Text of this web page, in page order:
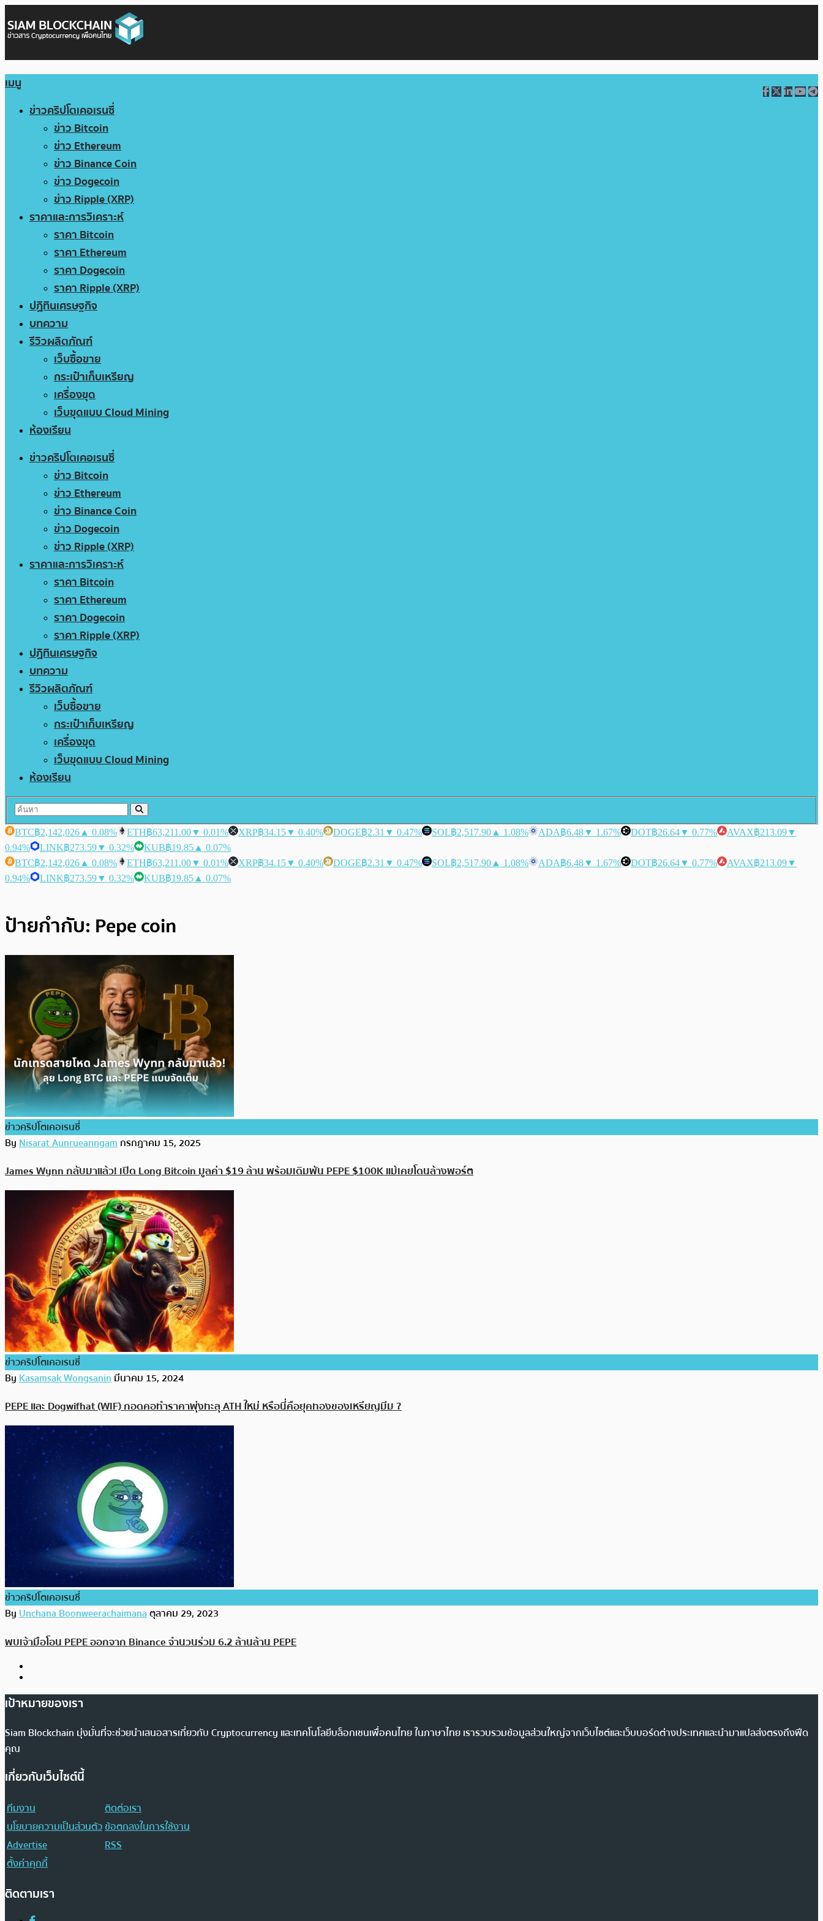
เมนู
ข่าวคริปโตเคอเรนซี่
ข่าว Bitcoin
ข่าว Ethereum
ข่าว Binance Coin
ข่าว Dogecoin
ข่าว Ripple (XRP)
ราคาและการวิเคราะห์
ราคา Bitcoin
ราคา Ethereum
ราคา Dogecoin
ราคา Ripple (XRP)
ปฏิทินเศรษฐกิจ
บทความ
รีวิวผลิตภัณฑ์
เว็บซื้อขาย
กระเป๋าเก็บเหรียญ
เครื่องขุด
เว็บขุดแบบ Cloud Mining
ห้องเรียน
ข่าวคริปโตเคอเรนซี่
ข่าว Bitcoin
ข่าว Ethereum
ข่าว Binance Coin
ข่าว Dogecoin
ข่าว Ripple (XRP)
ราคาและการวิเคราะห์
ราคา Bitcoin
ราคา Ethereum
ราคา Dogecoin
ราคา Ripple (XRP)
ปฏิทินเศรษฐกิจ
บทความ
รีวิวผลิตภัณฑ์
เว็บซื้อขาย
กระเป๋าเก็บเหรียญ
เครื่องขุด
เว็บขุดแบบ Cloud Mining
ห้องเรียน
BTC฿2,142,026 ▲ 0.08% ETH฿63,211.00▼ 0.01% XRP฿34.15▼ 0.40% DOGE฿2.31 ▼ 0.47% SOL฿2,517.90 ▲ 1.08% ADA฿6.48▼ 1.67% DOT฿26.64▼ 0.77% AVAX฿213.09▼
0.94%
LINK฿273.59▼ 0.32% KUB฿19.85 ▲ 0.07%
BTC฿2,142,026 ▲ 0.08% ETH฿63,211.00▼ 0.01% XRP฿34.15▼ 0.40% DOGE฿2.31 ▼ 0.47% SOL฿2,517.90 ▲ 1.08% ADA฿6.48▼ 1.67% DOT฿26.64▼ 0.77% AVAX฿213.09▼
0.94%
LINK฿273.59▼ 0.32% KUB฿19.85 ▲ 0.07%
ป้ายกำกับ: Pepe coin
ข่าวคริปโตเคอเรนซี่
ByNisarat Aunrueanngamกรกฎาคม 15, 2025
James Wynn กลับมาแล้ว! เปิด Long Bitcoin มูลค่า $19 ล้าน พร้อมเดิมพัน PEPE $100K แม้เคยโดนล้างพอร์ต
ข่าวคริปโตเคอเรนซี่
ByKasamsak Wongsaninมีนาคม 15, 2024
PEPE และ Dogwifhat (WIF) กอดคอทำราคาพุ่งทะลุ ATH ใหม่ หรือนี่คือยุคทองของเหรียญมีม ?
ข่าวคริปโตเคอเรนซี่
ByUnchana Boonweerachaimanaตุลาคม 29, 2023
พบเจ้ามือโอน PEPE ออกจาก Binance จำนวนร่วม 6.2 ล้านล้าน PEPE
เป้าหมายของเรา
Siam Blockchain มุ่งมั่นที่จะช่วยนำเสนอสารเกี่ยวกับ Cryptocurrency และเทคโนโลยีบล็อกเชนเพื่อคนไทย ในภาษาไทย เรารวบรวมข้อมูลส่วนใหญ่จากเว็บไซต์และเว็บบอร์ดต่างประเทศและนำมาแปลส่งตรงถึงฟีด
คุณ
เกี่ยวกับเว็บไซต์นี้
ทีมงาน
ติดต่อเรา
นโยบายความเป็นส่วนตัวข้อตกลงในการใช้งาน
Advertise
RSS
ตั้งค่าคุกกี้
ติดตามเรา